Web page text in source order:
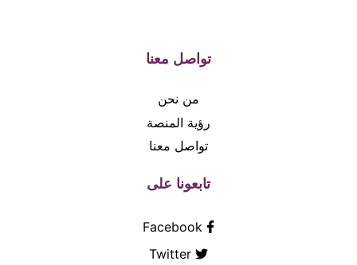
تواصل معنا
من نحن
رؤية المنصة
تواصل معنا
تابعونا على